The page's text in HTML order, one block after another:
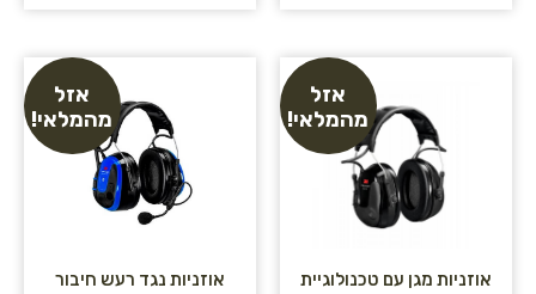
אזל
מהמלאי!
אוזניות מגן עם טכנולוגיית
אזל
מהמלאי!
אוזניות נגד רעש חיבור